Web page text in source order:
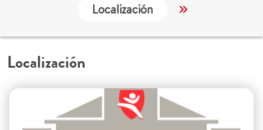
Localización Servicios
Localización